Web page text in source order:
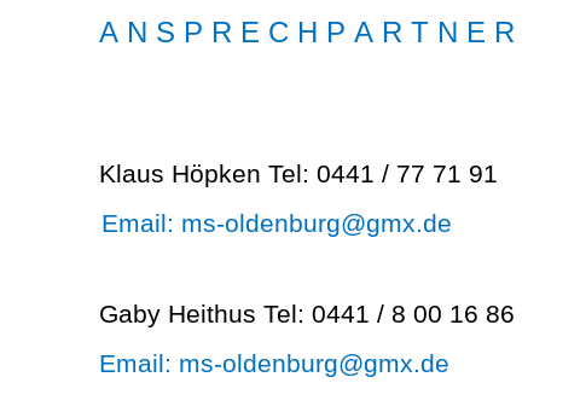
A N S P R E C H P A R T N E R
Klaus Höpken Tel: 0441 / 77 71 91
Email: ms-oldenburg@gmx.de
Gaby Heithus Tel: 0441 / 8 00 16 86
Email: ms-oldenburg@gmx.de